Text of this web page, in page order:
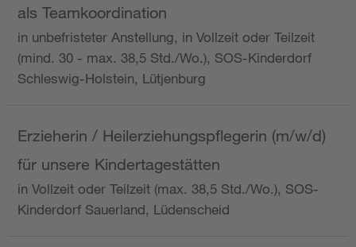
als Teamkoordination
in unbefristeter Anstellung, in Vollzeit oder Teilzeit
(mind. 30 - max. 38,5 Std./Wo.), SOS-Kinderdorf
Schleswig-Holstein, Lütjenburg
Erzieherin / Heilerziehungspflegerin (m/w/d)
für unsere Kindertagestätten
in Vollzeit oder Teilzeit (max. 38,5 Std./Wo.), SOS-
Kinderdorf Sauerland, Lüdenscheid